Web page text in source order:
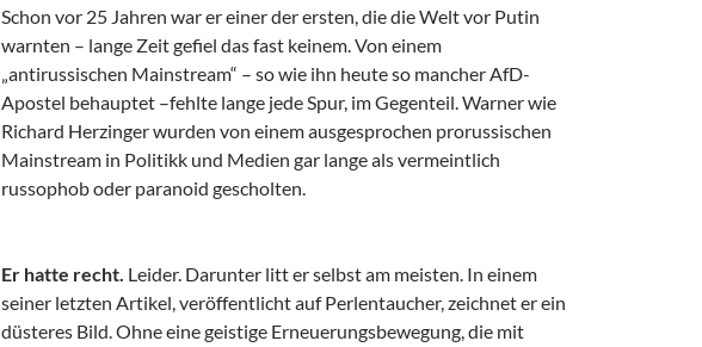
Schon vor 25 Jahren war er einer der ersten, die die Welt vor Putin
warnten – lange Zeit gefiel das fast keinem. Von einem
„antirussischen Mainstream“ – so wie ihn heute so mancher AfD-
Apostel behauptet –fehlte lange jede Spur, im Gegenteil. Warner wie
Richard Herzinger wurden von einem ausgesprochen prorussischen
Mainstream in Politikk und Medien gar lange als vermeintlich
russophob oder paranoid gescholten.
Er hatte recht. Leider. Darunter litt er selbst am meisten. In einem
seiner letzten Artikel, veröffentlicht auf Perlentaucher, zeichnet er ein
düsteres Bild. Ohne eine geistige Erneuerungsbewegung, die mit